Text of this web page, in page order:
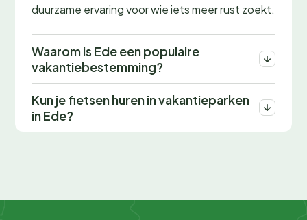
duurzame ervaring voor wie iets meer rust zoekt.
Waarom is Ede een populaire
vakantiebestemming?
Kun je fietsen huren in vakantieparken
in Ede?